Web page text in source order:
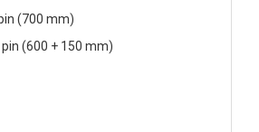
(700 mm)
pin (600 + 150 mm)